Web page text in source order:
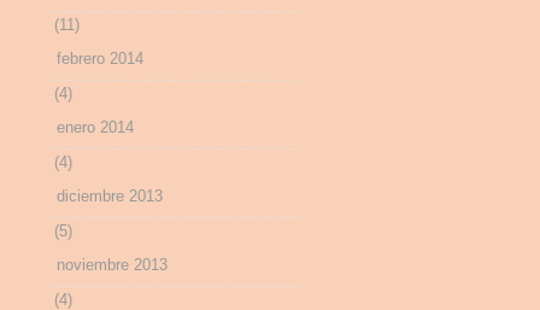
(11)
febrero 2014
(4)
enero 2014
(4)
diciembre 2013
(5)
noviembre 2013
(4)